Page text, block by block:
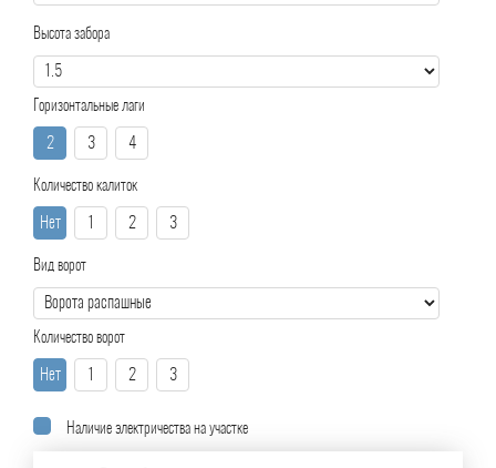
Высота забора
Горизонтальные лаги
2 3 4
Количество калиток
Нет 2 3
Вид ворот
Количество ворот
Нет 2 3
Наличие электричества на участке